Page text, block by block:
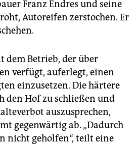
Franz Endres und seine
Autoreifen zerstochen. Er
dem Betrieb, der über
verfügt, auferlegt, einen
einzusetzen. Die härtere
den Hof zu schließen und
auszusprechen,
gegenwärtig ab. „Dadurch
nicht geholfen“, teilt eine